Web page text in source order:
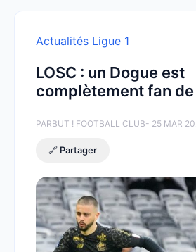
Actualités Ligue 1
LOSC : un Dogue est
complètement fan de
PARBUT ! FOOTBALL CLUB- 25 MAR
🔗 Partager